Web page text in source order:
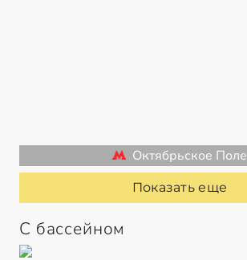
Октябрьское Поле
Показать еще
С бассейном